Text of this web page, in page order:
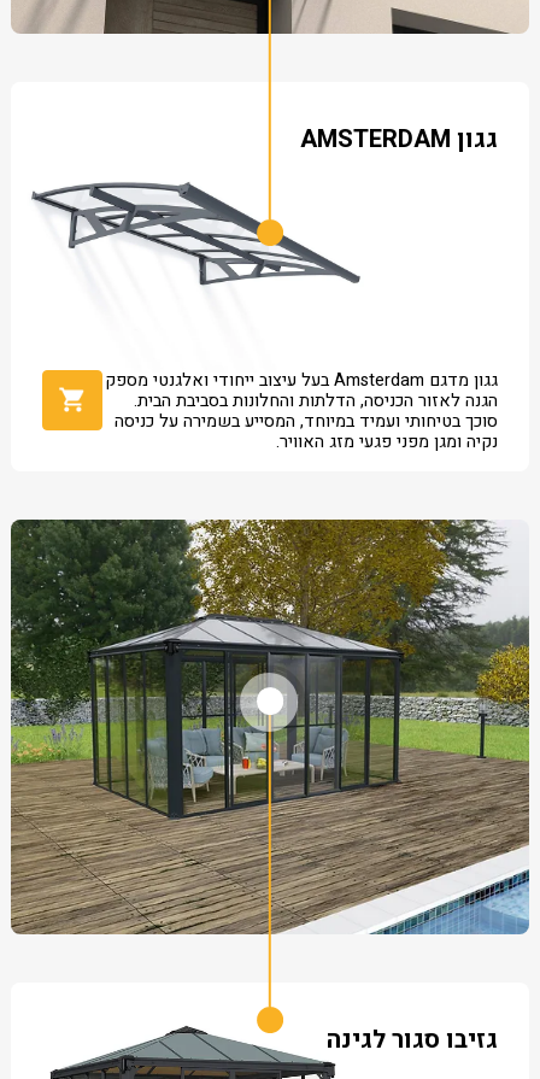
גגון AMSTERDAM
גגון מדגם Amsterdam בעל עיצוב ייחודי ואלגנטי מספק
הגנה לאזור הכניסה, הדלתות והחלונות בסביבת הבית.
סוכך בטיחותי ועמיד במיוחד, המסייע בשמירה על כניסה
נקיה ומגן מפני פגעי מזג האוויר.
גזיבו סגור לגינה